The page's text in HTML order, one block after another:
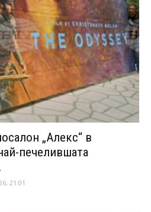
„Алекс“ в
печелившата
21:01